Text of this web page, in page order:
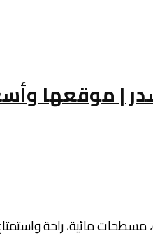
| موقعها
مائية، راحة